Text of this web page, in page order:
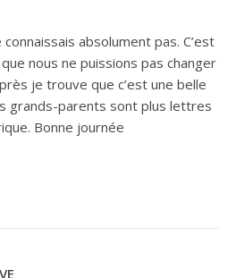
absolument pas. C’est
nous ne puissions pas changer
je trouve que c’est une belle
grands-parents sont plus lettres
Bonne journée